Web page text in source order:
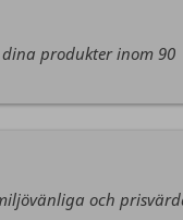
produkter inom 90
och